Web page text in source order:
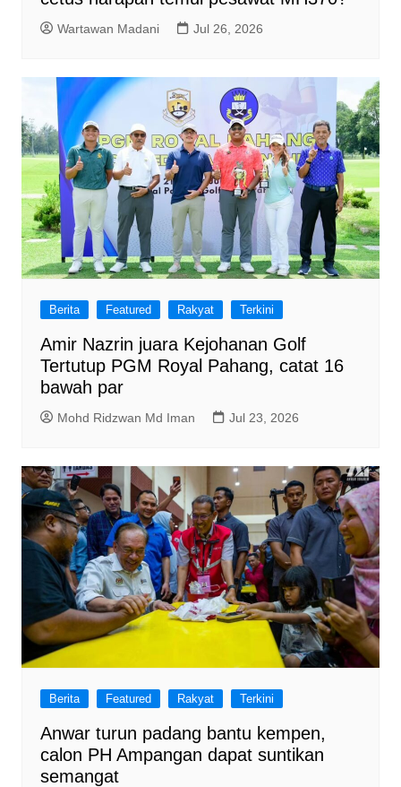
Wartawan Madani Jul 26, 2026
Berita Featured Rakyat Terkini
Amir Nazrin juara Kejohanan Golf
Tertutup PGM Royal Pahang, catat 16
bawah par
Mohd Ridzwan Md Iman Jul 23, 2026
Berita Featured Rakyat Terkini
Anwar turun padang bantu kempen,
calon PH Ampangan dapat suntikan
semangat